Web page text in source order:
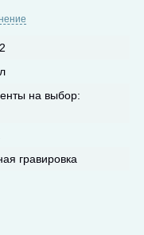
на выбор:
гравировка